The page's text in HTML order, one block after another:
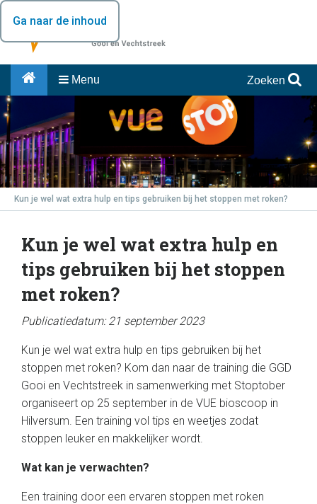
Ga naar de inhoud
Menu Zoeken
Kun je wel wat extra hulp en tips gebruiken bij het stoppen met roken?
Kun je wel wat extra hulp en
tips gebruiken bij het stoppen
met roken?
Publicatiedatum: 21 september 2023
Kun je wel wat extra hulp en tips gebruiken bij het
stoppen met roken? Kom dan naar de training die GGD
Gooi en Vechtstreek in samenwerking met Stoptober
organiseert op 25 september in de VUE bioscoop in
Hilversum. Een training vol tips en weetjes zodat
stoppen leuker en makkelijker wordt.
Wat kan je verwachten?
Een training door een ervaren stoppen met roken